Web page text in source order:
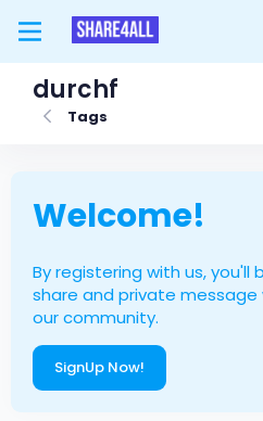
durchf
Tags
Welcome!
By registering with us, you'll
share and private
our community.
SignUp Now!